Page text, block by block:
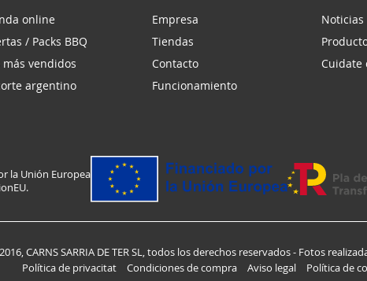
online
/ Packs BBQ
más vendidos
argentino
Empresa
Tiendas
Contacto
Funcionamiento
Noticias
Cuidate
la Unión Europea
CARNS SARRIA DE TER SL, todos los derechos reservados - Fotos
Política de privacitat
Condiciones de compra Aviso legal Política de